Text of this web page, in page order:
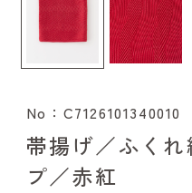
No：C7126101340010
帯揚げ／ふく
プ／赤紅